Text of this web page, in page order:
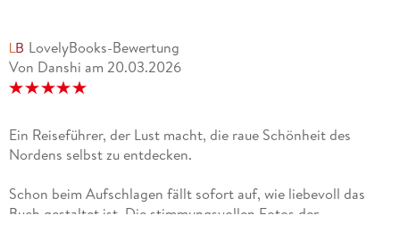
LovelyBooks-Bewertung
Von Danshi am 20.03.2026
Ein Reiseführer, der Lust macht, die raue Schönheit des
Nordens selbst zu entdecken.
Schon beim Aufschlagen fällt sofort auf, wie liebevoll das
Buch gestaltet ist. Die stimmungsvollen Fotos der